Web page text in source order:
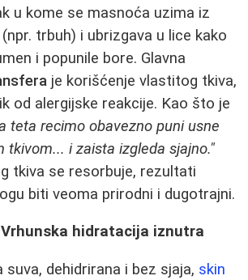
u kome se masnoća uzima iz
trbuh) i ubrizgava u lice kako
i popunile bore. Glavna
je korišćenje vlastitog tkiva,
od alergijske reakcije. Kao što je
teta recimo obavezno puni usne
tkivom... i zaista izgleda sjajno."
tkiva se resorbuje, rezultati
biti veoma prirodni i dugotrajni.
hidratacija iznutra
suva, dehidrirana i bez sjaja, skin